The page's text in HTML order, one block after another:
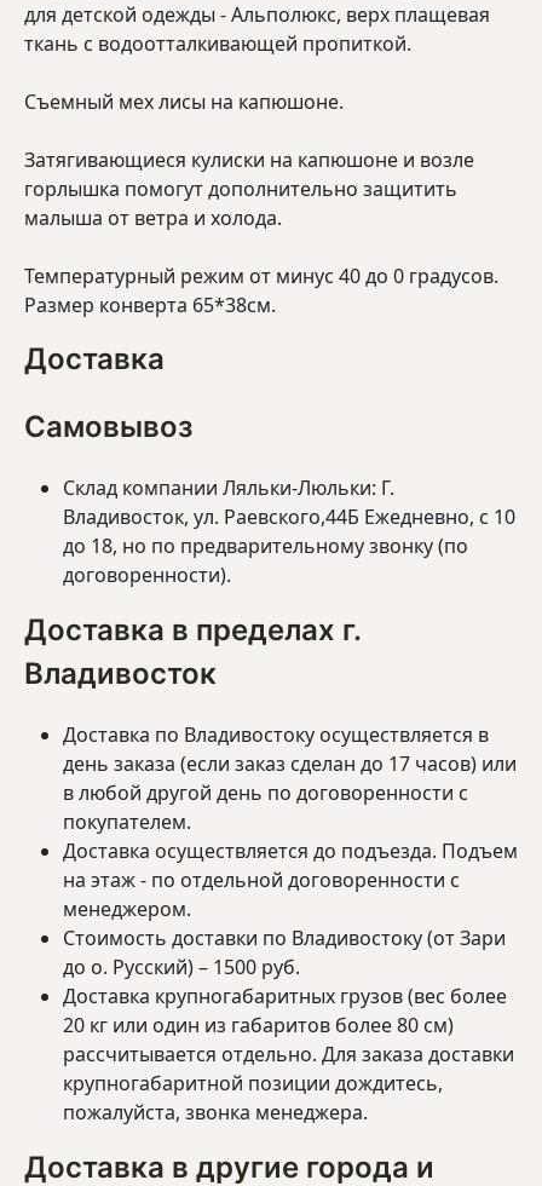
для детской одежды - Альполюкс, верх плащевая
ткань с водоотталкивающей пропиткой.
Съемный мех лисы на капюшоне.
Затягивающиеся кулиски на капюшоне и возле
горлышка помогут дополнительно защитить
малыша от ветра и холода.
Температурный режим от минус 40 до 0 градусов.
Размер конверта 65*38см.
Доставка
Самовывоз
Склад компании Ляльки-Люльки: Г.
Владивосток, ул. Раевского,44Б Ежедневно, с 10
до 18, но по предварительному звонку (по
договоренности).
Доставка в пределах г.
Владивосток
Доставка по Владивостоку осуществляется в
день заказа (если заказ сделан до 17 часов) или
в любой другой день по договоренности с
покупателем.
Доставка осуществляется до подъезда. Подъем
на этаж - по отдельной договоренности с
менеджером.
Стоимость доставки по Владивостоку (от Зари
до о. Русский) – 1500 руб.
Доставка крупногабаритных грузов (вес более
20 кг или один из габаритов более 80 см)
рассчитывается отдельно. Для заказа доставки
крупногабаритной позиции дождитесь,
пожалуйста, звонка менеджера.
Доставка в другие города и